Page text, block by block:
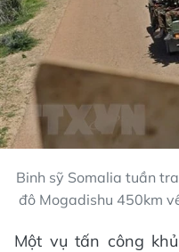
Binh sỹ Somalia tuần
đô Mogadishu 450km
Một vụ tấn công